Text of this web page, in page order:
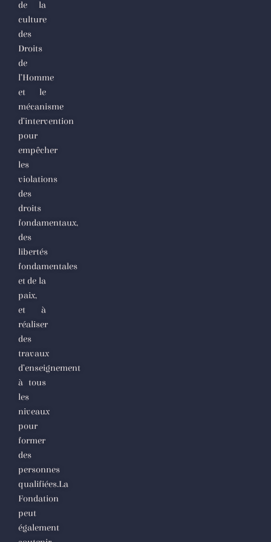
de la
culture
des
Droits
de
l’Homme
et le
mécanisme
d’intervention
pour
empêcher
les
violations
des
droits
fondamentaux,
des
libertés
fondamentales
et de la
paix,
et à
réaliser
des
travaux
d’enseignement
à tous
les
niveaux
pour
former
des
personnes
qualifiées.La
Fondation
peut
également